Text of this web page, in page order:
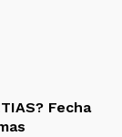
Fecha